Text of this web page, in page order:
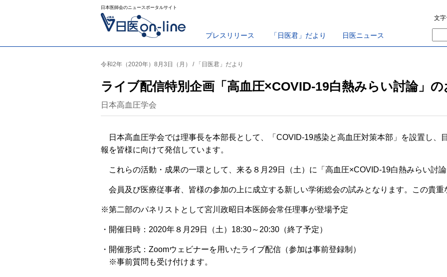
日本医師会のニュースポータルサイト
プレスリリース 「日医君」だより 日医ニュース
文
令和2年（2020年）8月3日（月） / 「日医君」だより
ライブ配信特別企画「高血圧×COVID-19白熱みらい討論」
日本高血圧学会
日本高血圧学会では理事長を本部長として、「COVID-19感染と高血圧対策本部」を設置し、
報を皆様に向けて発信しています。
これらの活動・成果の一環として、来る８月29日（土）に「高血圧×COVID-19白熱みらい討
会員及び医療従事者、皆様の参加の上に成立する新しい学術総会の試みとなります。この貴
※第二部のパネリストとして宮川政昭日本医師会常任理事が登場予定
・開催日時：2020年８月29日（土）18:30～20:30（終了予定）
・開催形式：Zoomウェビナーを用いたライブ配信（参加は事前登録制）
※事前質問も受け付けます。